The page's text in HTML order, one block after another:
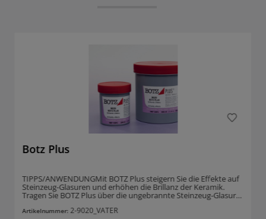
Botz Plus
TIPPS/ANWENDUNGMit BOTZ Plus steigern Sie die Effekte auf
Steinzeug-Glasuren und erhöhen die Brillanz der Keramik.
Tragen Sie BOTZ Plus über die ungebrannte Steinzeug-Glasur
unregelmäßig auf und brennen bei 1250°C / Haltezeit 30
min.Achtung: kann ablaufen! BOTZ Plus pur aufgetragen im
Artikelnummer: 2-9020_VATER